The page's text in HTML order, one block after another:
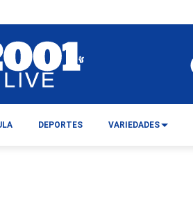
DEPORTES VARIEDADES